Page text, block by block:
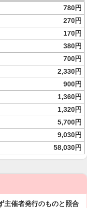
780円
270円
170円
380円
700円
2,330円
900円
1,360円
1,320円
5,700円
9,030円
58,030円
主催者発行のものと照合